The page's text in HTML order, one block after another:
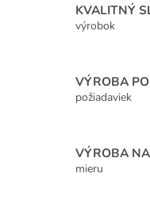
KVALITNÝ
výrobok
VÝROBA
požiadaviek
VÝROBA NA
mieru